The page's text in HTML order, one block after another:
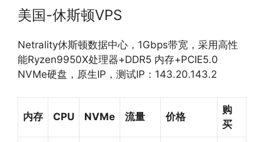
美国-休斯顿VPS
Netrality休斯顿数据中心，1Gbps带宽，采用高性
能Ryzen9950X处理器+DDR5 内存+PCIE5.0
NVMe硬盘，原生IP，测试IP：143.20.143.2
内存 CPU NVMe 流量 价格
购
买